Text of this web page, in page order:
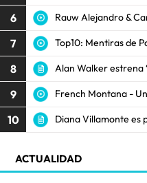
6 Rauw Alejandro &
7 Top10: Mentiras de
8 Alan Walker estrena
9 French Montana -
10 Diana Villamonte es
ACTUALIDAD